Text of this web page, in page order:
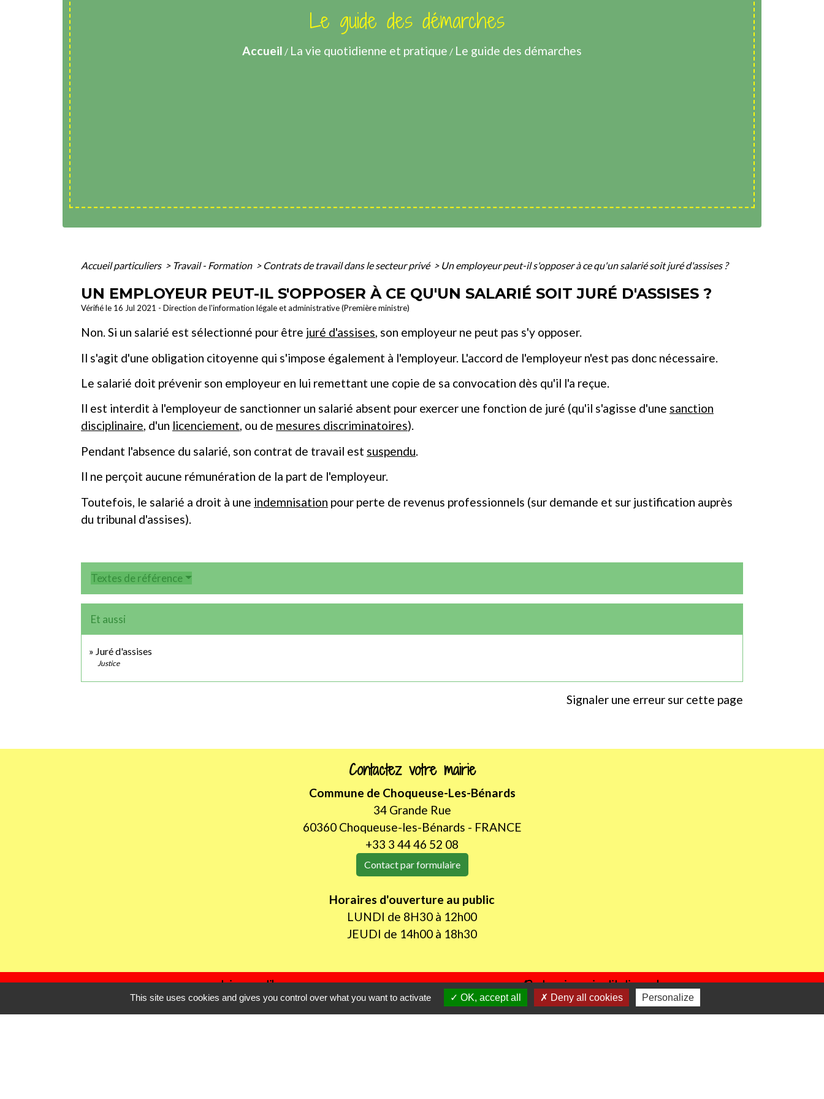
Le guide des démarches
Accueil / La vie quotidienne et pratique / Le guide des démarches
Accueil particuliers > Travail - Formation > Contrats de travail dans le secteur privé > Un employeur peut-il s'opposer à ce qu'un salarié soit juré d'assises ?
UN EMPLOYEUR PEUT-IL S'OPPOSER À CE QU'UN SALARIÉ SOIT JURÉ D'ASSISES ?
Vérifié le 16 Jul 2021 - Direction de l'information légale et administrative (Première ministre)
Non. Si un salarié est sélectionné pour être juré d'assises, son employeur ne peut pas s'y opposer.
Il s'agit d'une obligation citoyenne qui s'impose également à l'employeur. L'accord de l'employeur n'est pas donc nécessaire.
Le salarié doit prévenir son employeur en lui remettant une copie de sa convocation dès qu'il l'a reçue.
Il est interdit à l'employeur de sanctionner un salarié absent pour exercer une fonction de juré (qu'il s'agisse d'une sanction
disciplinaire, d'un licenciement, ou de mesures discriminatoires).
Pendant l'absence du salarié, son contrat de travail est suspendu.
Il ne perçoit aucune rémunération de la part de l'employeur.
Toutefois, le salarié a droit à une indemnisation pour perte de revenus professionnels (sur demande et sur justification auprès
du tribunal d'assises).
Textes de référence
Et aussi
Juré d'assises
Justice
Signaler une erreur sur cette page
Contactez votre mairie
Commune de Choqueuse-Les-Bénards
34 Grande Rue
60360 Choqueuse-les-Bénards - FRANCE
+33 3 44 46 52 08
Contact par formulaire
Horaires d'ouverture au public
LUNDI de 8H30 à 12h00
JEUDI de 14h00 à 18h30
Liens utiles
Oise mobilité
Partenaires institutionnels
This site uses cookies and gives you control over what you want to activate OK, accept all Deny all cookies Personalize